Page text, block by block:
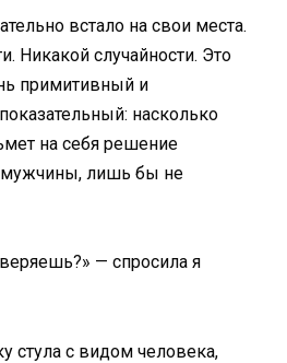
встало на свои места.
Никакой случайности. Это
примитивный и
насколько
на себя решение
лишь бы не
— спросила я
стула с видом человека,